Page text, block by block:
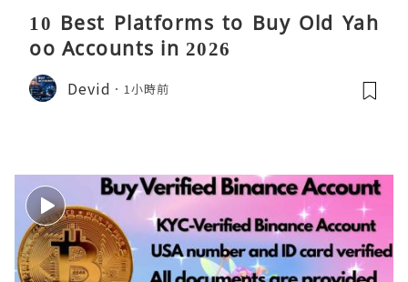
10 Best Platforms to Buy Old Yah
oo Accounts in 2026
Devid 1小時前